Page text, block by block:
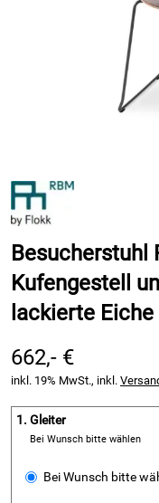
Besucherstuhl
Kufengestell
lackierte Eiche
662,- €
inkl. 19% MwSt., inkl.
1. Gleiter
Bei Wunsch bitte wählen
Bei Wunsch bitte